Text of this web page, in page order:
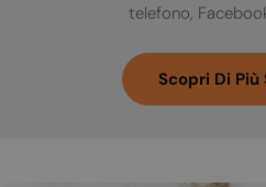
telefono,
Scopri Di Più